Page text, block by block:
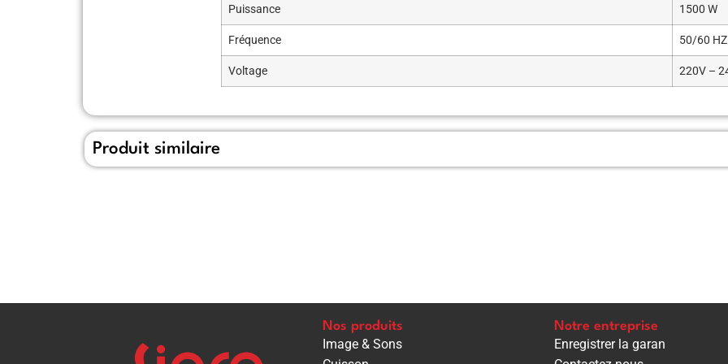
Puissance 1500 W
Fréquence 50/60 HZ
Voltage 220V –
Produit similaire
Nos produits
Image & Sons
Notre entreprise
Enregistrer la garan